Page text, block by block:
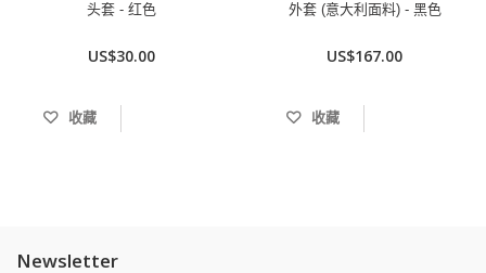
头套 - 红色
US$30.00
收藏
外套 (意大利面料) - 黑色
US$167.00
收藏
Newsletter